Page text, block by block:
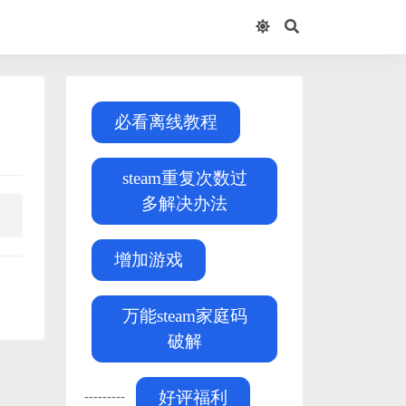
必看离线教程
steam重复次数过
多解决办法
增加游戏
万能steam家庭码
破解
--------- 好评福利